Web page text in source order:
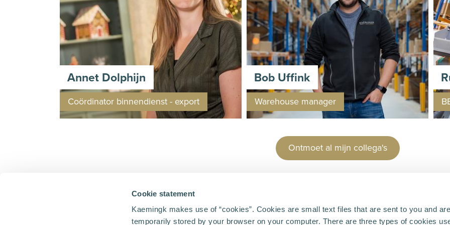
Cookie statement
Kaemingk makes use of “cookies”. Cookies are small text files that are sent to you and are
temporarily stored by your browser on your computer. There are three types of cookies
Annet Dolphijn
Coördinator binnendienst - export
Bob Uffink
Warehouse manager
Ontmoet al mijn collega's
Werken bij Kaemingk
Verras de wereld